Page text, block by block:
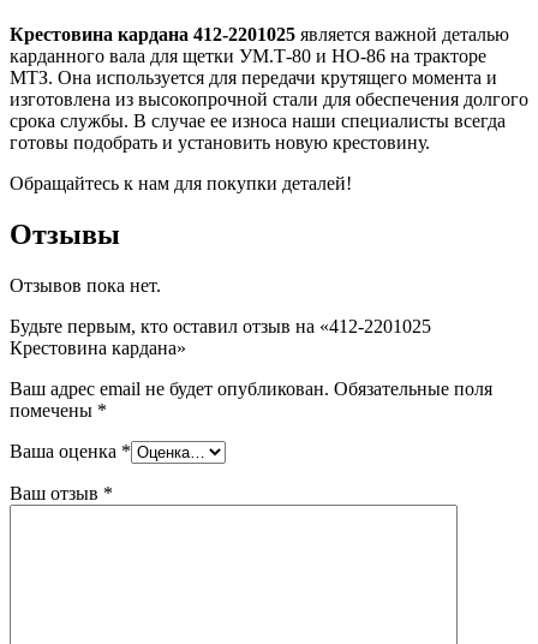
Крестовина кардана 412-2201025 является важной деталью
карданного вала для щетки УМ.Т-80 и НО-86 на тракторе
МТЗ. Она используется для передачи крутящего момента и
изготовлена из высокопрочной стали для обеспечения долгого
срока службы. В случае ее износа наши специалисты всегда
готовы подобрать и установить новую крестовину.
Обращайтесь к нам для покупки деталей!
Отзывы
Отзывов пока нет.
Будьте первым, кто оставил отзыв на «412-2201025
Крестовина кардана»
Ваш адрес email не будет опубликован. Обязательные поля
помечены *
Ваша оценка *
Ваш отзыв *